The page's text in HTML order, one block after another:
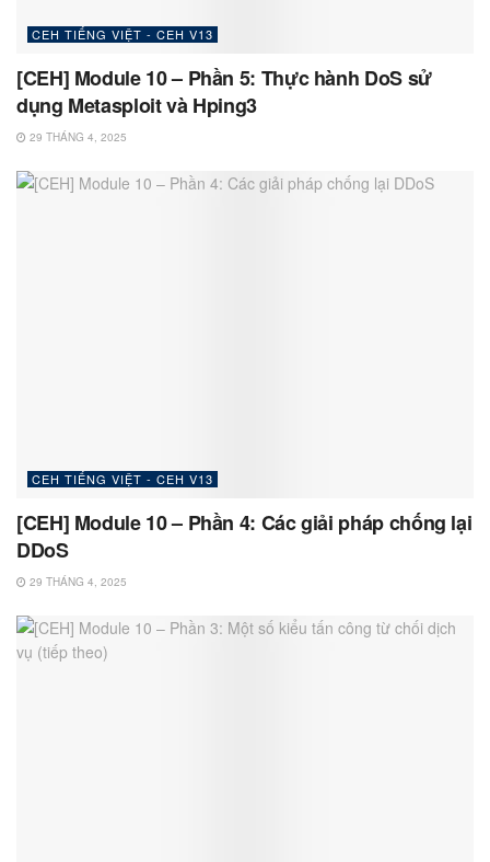
CEH TIẾNG VIỆT - CEH V13
[CEH] Module 10 – Phần 5: Thực hành DoS sử
dụng Metasploit và Hping3
29 THÁNG 4, 2025
CEH TIẾNG VIỆT - CEH V13
[CEH] Module 10 – Phần 4: Các giải pháp chống lại
DDoS
29 THÁNG 4, 2025